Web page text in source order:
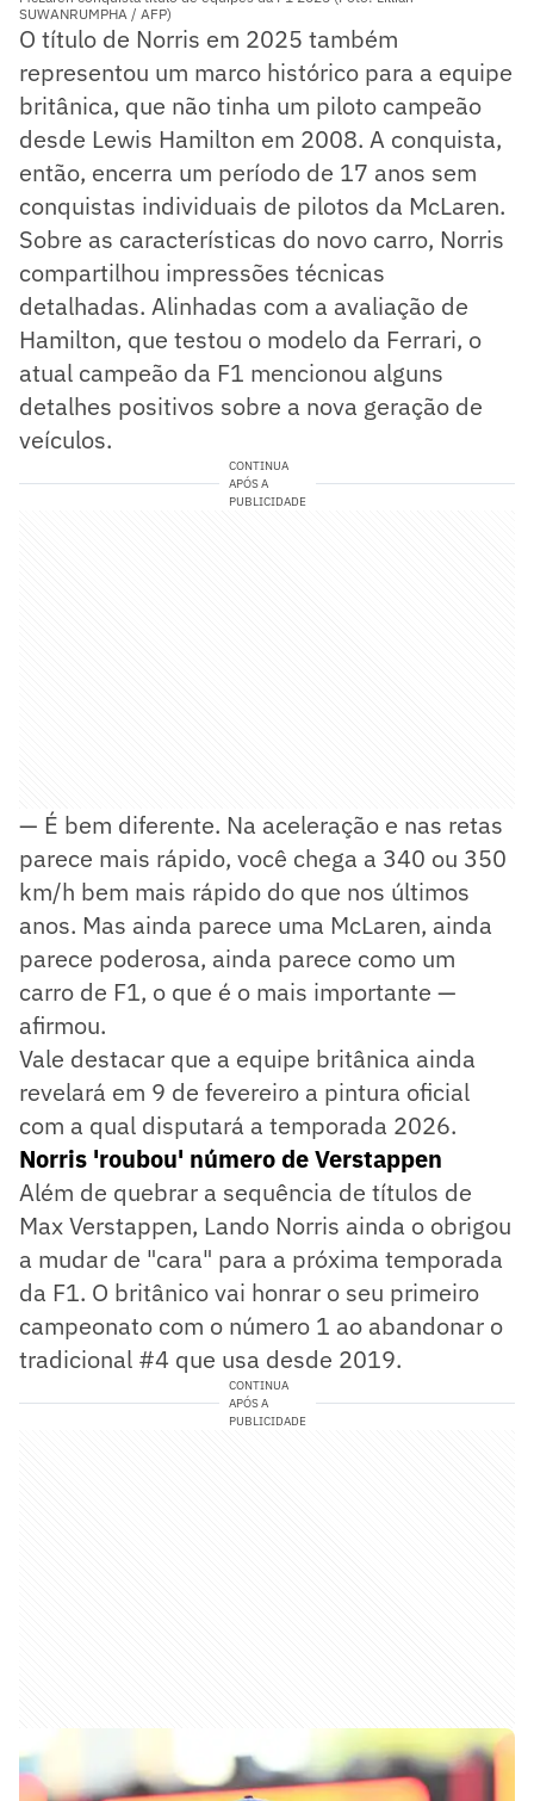
SUWANRUMPHA / AFP)
O título de Norris em 2025 também
representou um marco histórico para a equipe
britânica, que não tinha um piloto campeão
desde Lewis Hamilton em 2008. A conquista,
então, encerra um período de 17 anos sem
conquistas individuais de pilotos da McLaren.
Sobre as características do novo carro, Norris
compartilhou impressões técnicas
detalhadas. Alinhadas com a avaliação de
Hamilton, que testou o modelo da Ferrari, o
atual campeão da F1 mencionou alguns
detalhes positivos sobre a nova geração de
veículos.
CONTINUA
APÓS A
PUBLICIDADE
— É bem diferente. Na aceleração e nas retas
parece mais rápido, você chega a 340 ou 350
km/h bem mais rápido do que nos últimos
anos. Mas ainda parece uma McLaren, ainda
parece poderosa, ainda parece como um
carro de F1, o que é o mais importante —
afirmou.
Vale destacar que a equipe britânica ainda
revelará em 9 de fevereiro a pintura oficial
com a qual disputará a temporada 2026.
Norris 'roubou' número de Verstappen
Além de quebrar a sequência de títulos de
Max Verstappen, Lando Norris ainda o obrigou
a mudar de "cara" para a próxima temporada
da F1. O britânico vai honrar o seu primeiro
campeonato com o número 1 ao abandonar o
tradicional #4 que usa desde 2019.
CONTINUA
APÓS A
PUBLICIDADE